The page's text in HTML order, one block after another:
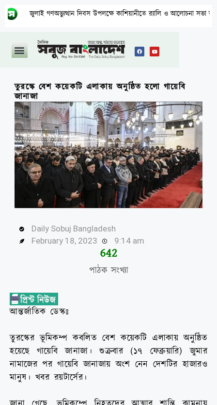
জুলাই গণঅভ্যুত্থান দিবস উপলক্ষে কাশিয়ানীতে র‍্যালি ও আলোচনা সভা অনুষ্ঠিত
তুরস্কে বেশ কয়েকটি এলাকায় অনুষ্ঠিত হলো গায়েবি
জানাজা
Daily Sobuj Bangladesh
February 18, 2023
9:14 am
পাঠক সংখ্যা
644
আন্তর্জাতিক ডেস্কঃ
তুরস্কের ভূমিকম্প কবলিত বেশ কয়েকটি এলাকায় অনুষ্ঠিত
হয়েছে গায়েবি জানাজা। শুক্রবার (১৭ ফেব্রুয়ারি) জুমার
নামাজের পর গায়েবি জানাজায় অংশ নেন দেশটির হাজারও
মানুষ। খবর রয়টার্সের।